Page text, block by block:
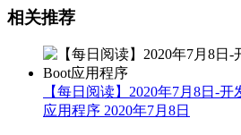
相关推荐
【每日阅读】2020年7月8日-
应用程序 2020年7月8日